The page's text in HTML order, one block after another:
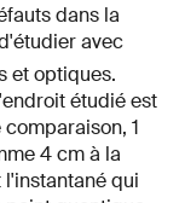
dans la
avec
et optiques.
étudié est
1
4 cm à la
qui